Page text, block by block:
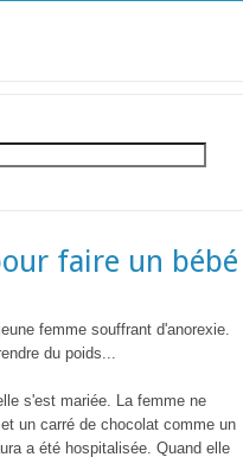
faire un bébé
jeune femme souffrant d'anorexie
du poids...
s'est mariée La femme ne
un carré de chocolat comme un
a été hospitalisée Quand elle